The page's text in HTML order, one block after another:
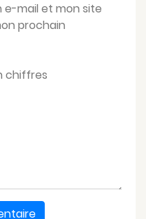
e-mail et mon site
prochain
chiffres